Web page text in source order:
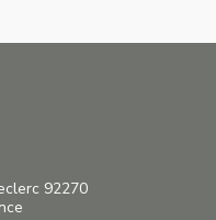
92270